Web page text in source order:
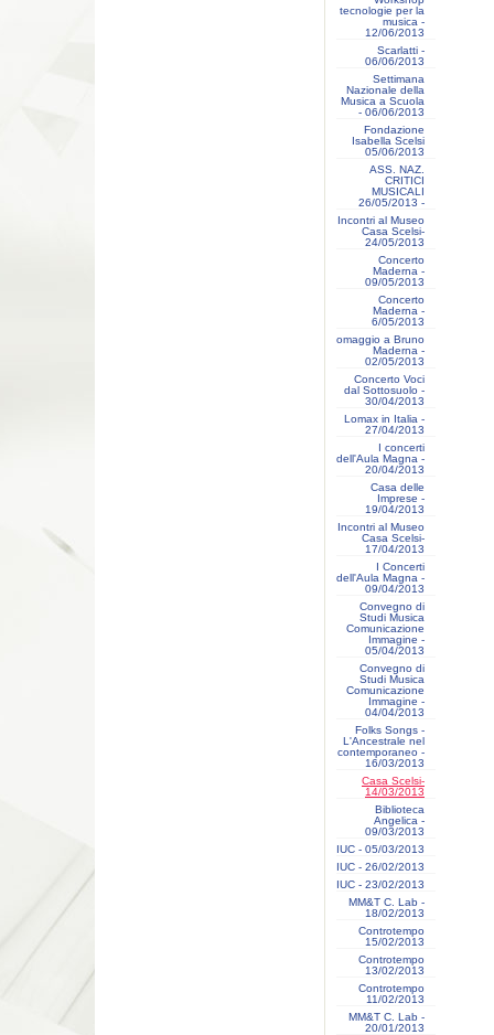
tecnologie per la
musica -
12/06/2013
Scarlatti -
06/06/2013
Settimana
Nazionale della
Musica a Scuola
- 06/06/2013
Fondazione
Isabella Scelsi
05/06/2013
ASS. NAZ.
CRITICI
MUSICALI
26/05/2013 -
Incontri al Museo
Casa Scelsi-
24/05/2013
Concerto
Maderna -
09/05/2013
Concerto
Maderna -
6/05/2013
omaggio a Bruno
Maderna -
02/05/2013
Concerto Voci
dal Sottosuolo -
30/04/2013
Lomax in Italia -
27/04/2013
I concerti
dell'Aula Magna -
20/04/2013
Casa delle
Imprese -
19/04/2013
Incontri al Museo
Casa Scelsi-
17/04/2013
I Concerti
dell'Aula Magna -
09/04/2013
Convegno di
Studi Musica
Comunicazione
Immagine -
05/04/2013
Convegno di
Studi Musica
Comunicazione
Immagine -
04/04/2013
Folks Songs -
L'Ancestrale nel
contemporaneo -
16/03/2013
Casa Scelsi-
14/03/2013
Biblioteca
Angelica -
09/03/2013
IUC - 05/03/2013
IUC - 26/02/2013
IUC - 23/02/2013
MM&T C. Lab -
18/02/2013
Controtempo
15/02/2013
Controtempo
13/02/2013
Controtempo
11/02/2013
MM&T C. Lab -
20/01/2013